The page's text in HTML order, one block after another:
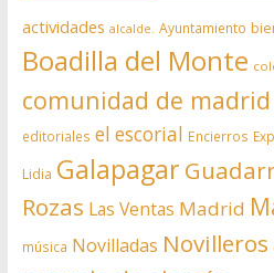
actividades alcalde. Ayuntamiento
Boadilla del Monte
comunidad de madrid
editoriales el escorial Encierros
Lidia Galapagar
Rozas Las Ventas Madrid
música Novilladas Novilleros